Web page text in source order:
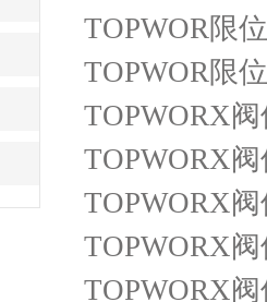
TOPWOR限
TOPWOR限
TOPWORX
TOPWORX
TOPWORX阀
TOPWORX
TOPWORX